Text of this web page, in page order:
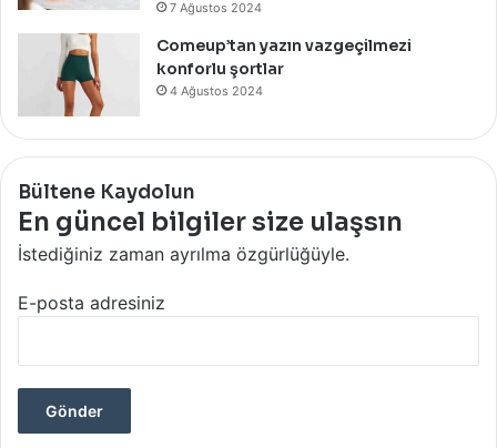
7 Ağustos 2024
Comeup’tan yazın vazgeçilmezi
konforlu şortlar
4 Ağustos 2024
Bültene Kaydolun
En güncel bilgiler size ulaşsın
İstediğiniz zaman ayrılma özgürlüğüyle.
E-posta adresiniz